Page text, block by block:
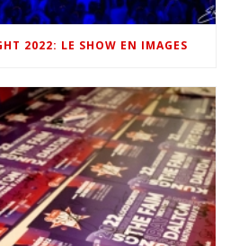
2022: LE SHOW EN IMAGES